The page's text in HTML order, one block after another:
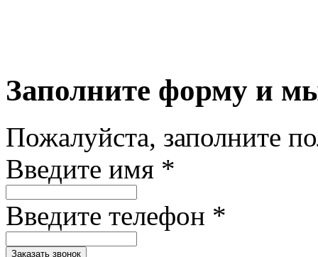
Заполните форму и
Пожалуйста, заполните
Введите имя *
Введите телефон *